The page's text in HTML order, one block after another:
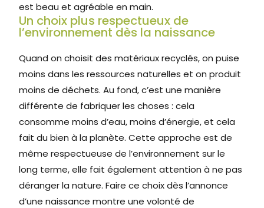
est beau et agréable en main.
Un choix plus respectueux de
l’environnement dès la naissance
Quand on choisit des matériaux recyclés, on puise
moins dans les ressources naturelles et on produit
moins de déchets. Au fond, c’est une manière
différente de fabriquer les choses : cela
consomme moins d’eau, moins d’énergie, et cela
fait du bien à la planète. Cette approche est de
même respectueuse de l’environnement sur le
long terme, elle fait également attention à ne pas
déranger la nature. Faire ce choix dès l’annonce
d’une naissance montre une volonté de